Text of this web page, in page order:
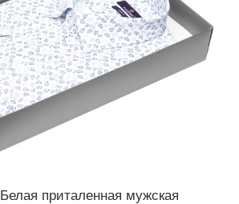
Белая приталенная мужская